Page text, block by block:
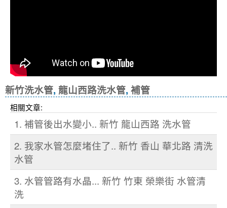
新竹洗水管, 龍山西路洗水管, 補管
相關文章:
1. 補管後出水變小.. 新竹 龍山西路 洗水管
2. 我家水管怎麼堵住了.. 新竹 香山 華北路 清洗
水管
3. 水管管路有水晶... 新竹 竹東 榮樂街 水管清
洗